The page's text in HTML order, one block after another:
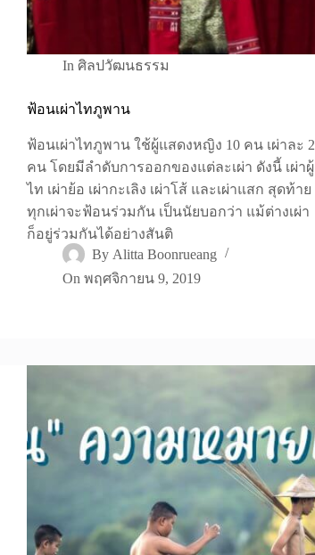
In ศิลปวัฒนธรรม
ฟ้อนเผ่าไทภูพาน
ฟ้อนเผ่าไทภูพาน ใช้ผู้แสดงหญิง 10 คน เผ่าละ 2
คน โดยมีลำดับการออกของแต่ละเผ่า ดังนี้ เผ่าผู้
ไท เผ่าย้อ เผ่ากะเลิง เผ่าโส้ และเผ่าแสก สุดท้าย
ทุกเผ่าจะฟ้อนร่วมกัน เป็นนัยบอกว่า แม้ต่างเผ่า
ก็อยู่ร่วมกันได้อย่างสันติ
By Alitta Boonrueang
On พฤศจิกายน 9, 2019